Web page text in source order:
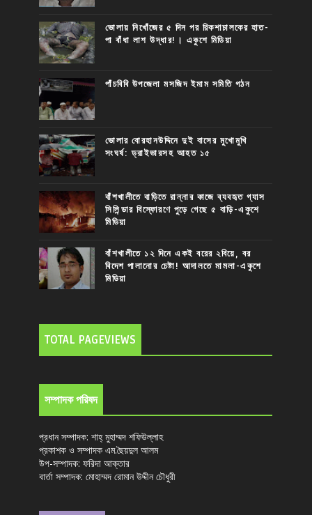
ভোলায় নিখোঁজের ৫ দিন পর রিকশাচালকের হাত-
পা বাঁধা লাশ উদ্ধার!। একুশে মিডিয়া
পাঁচবিবি উপজেলা মসজিদ ইমাম সমিতি গঠন
ভোলার বোরহানউদ্দিনে দুই বাসের মুখোমুখি
সংঘর্ষ: ড্রাইভারসহ আহত ১৫
বাঁশখালীতে বাড়িতে রান্নার কাজে ব্যবহৃত গ্যাস
সিলিন্ডার বিস্ফোরণে পুড়ে গেছে ৫ বাড়ি-একুশে
মিডিয়া
বাঁশখালীতে ১২ দিনে একই বরের ২বিয়ে, বর
বিদেশ পালানোর চেষ্টা! আদালতে মামলা-একুশে
মিডিয়া
TOTAL PAGEVIEWS
সম্পাদক পরিষদ
প্রধান সম্পাদক: শাহ্ মুহাম্মদ শফিউল্লাহ
প্রকাশক ও সম্পাদক এম.ছৈয়দুল আলম
উপ-সম্পাদক: ফরিদা আক্তার
বার্তা সম্পাদক: মোহাম্মদ রোমান উদ্দীন চৌধুরী